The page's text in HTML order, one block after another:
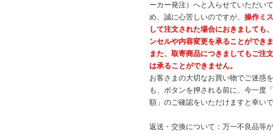
ーカー発注）へと入らせていただい
め、誠に心苦しいのですが、 操作ミ
して注文された場合におきましても
ンセルや内容変更を承ることができ
また、取寄商品につきましてもご注
は承ることができません。
お客さまの大切なお買い物でご迷惑
も、ボタンを押される前に、今一度
額」のご確認をいただけますと幸い
返送・交換について：万一不良品等